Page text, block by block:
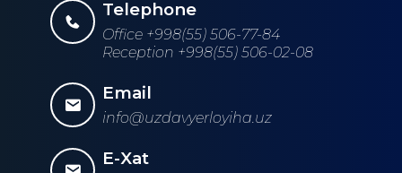
Telephone
Office +998(55) 506-77-84
Reception +998(55) 506-02-08
Email
info@uzdavyerloyiha.uz
E-Xat